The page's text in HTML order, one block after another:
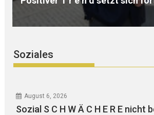
Soziales
August 6, 2026
Sozial S C H W Ä C H E R E nicht